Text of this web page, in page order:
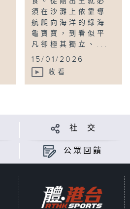
須在沙灘上依靠導
航爬向海洋的綠海
龜寶寶，到看似平
凡卻極其獨立、...
15/01/2026
收看
社 交
公眾回饋